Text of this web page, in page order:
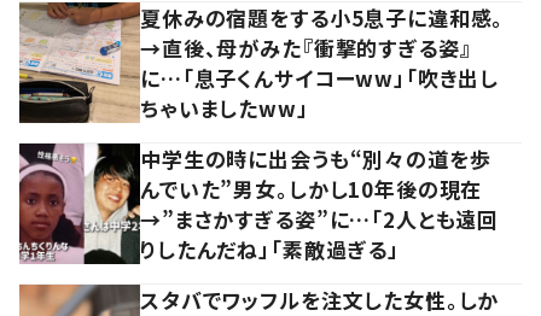
夏休みの宿題をする小5息子に違和感。
→直後、母がみた『衝撃的すぎる姿』
に…「息子くんサイコーww」「吹き出し
ちゃいましたww」
中学生の時に出会うも“別々の道を歩
んでいた”男女。しかし10年後の現在
→”まさかすぎる姿”に…「2人とも遠回
りしたんだね」「素敵過ぎる」
スタバでワッフルを注文した女性。しか